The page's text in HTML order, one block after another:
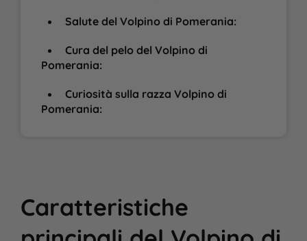
Salute del Volpino di Pomerania:
Cura del pelo del Volpino di
Pomerania:
Curiosità sulla razza Volpino di
Pomerania:
Caratteristiche